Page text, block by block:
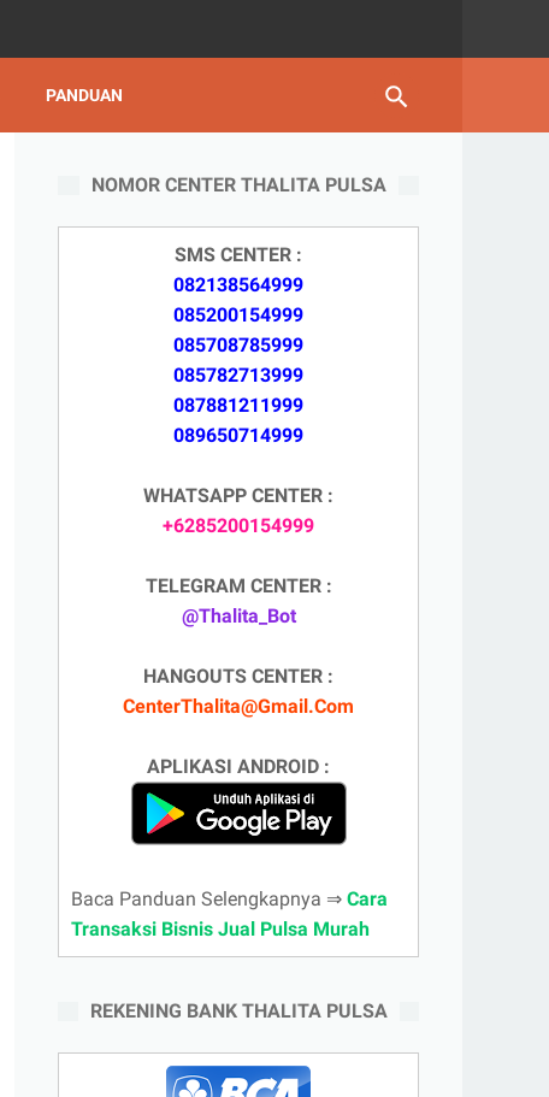
PANDUAN
NOMOR CENTER THALITA PULSA
SMS CENTER :
082138564999
085200154999
085708785999
085782713999
087881211999
089650714999
WHATSAPP CENTER :
+6285200154999
TELEGRAM CENTER :
@Thalita_Bot
HANGOUTS CENTER :
CenterThalita@Gmail.Com
APLIKASI ANDROID :
Baca Panduan Selengkapnya ⇒ Cara
Transaksi Bisnis Jual Pulsa Murah
REKENING BANK THALITA PULSA